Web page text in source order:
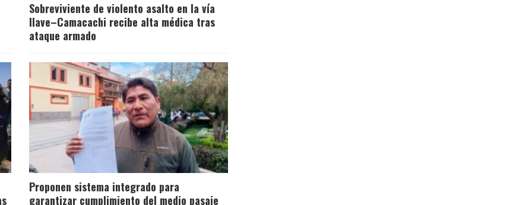
Sobreviviente de violento asalto en la vía
Ilave–Camacachi recibe alta médica tras
ataque armado
Proponen sistema integrado para
garantizar cumplimiento del medio pasaje